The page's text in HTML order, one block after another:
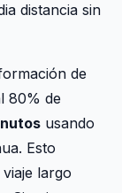
distancia sin
de
80% de
usando
Esto
largo